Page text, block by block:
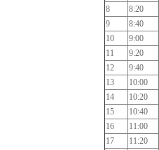
8
8:20
9
8:40
10
9:00
11
9:20
12
9:40
13
10:00
14
10:20
15
10:40
16
11:00
17
11:20